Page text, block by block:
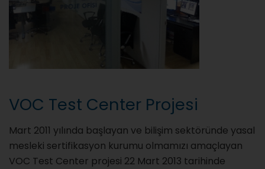
VOC Test Center Projesi
Mart 2011 yılında başlayan ve bilişim sektöründe yasal
mesleki sertifikasyon kurumu olmamızı amaçlayan
VOC Test Center projesi 22 Mart 2013 tarihinde